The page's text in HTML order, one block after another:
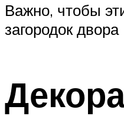
Важно, чтобы
загородок двора